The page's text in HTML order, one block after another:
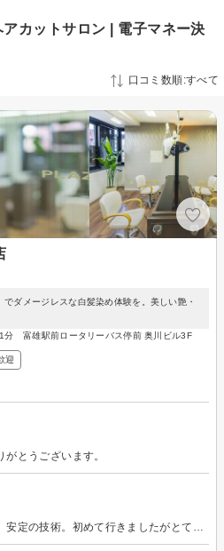
カットサロン | 電子マネー決
口コミ数順:すべて
ダメージレスな白髪染め体験を。美しい艶・
分 富雄駅前ロータリーバス停前 奥川ビル3F
迎
とうございます。